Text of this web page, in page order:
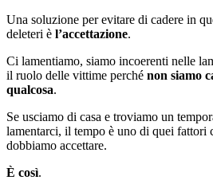
Una soluzione per evitare di cadere in
deleteri è l’accettazione.
Ci lamentiamo, siamo incoerenti nelle
il ruolo delle vittime perché non siamo
qualcosa.
Se usciamo di casa e troviamo un
lamentarci, il tempo è uno di quei fattori
dobbiamo accettare.
È così.